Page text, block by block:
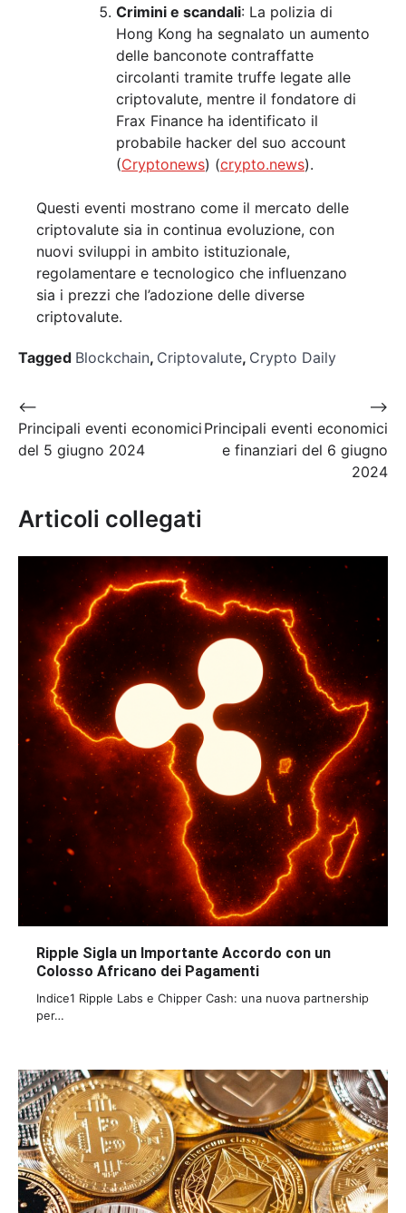
Crimini e scandali: La polizia di
Hong Kong ha segnalato un aumento
delle banconote contraffatte
circolanti tramite truffe legate alle
criptovalute, mentre il fondatore di
Frax Finance ha identificato il
probabile hacker del suo account​
(Cryptonews)​​ (crypto.news)​.
Questi eventi mostrano come il mercato delle
criptovalute sia in continua evoluzione, con
nuovi sviluppi in ambito istituzionale,
regolamentare e tecnologico che influenzano
sia i prezzi che l’adozione delle diverse
criptovalute.
Tagged Blockchain, Criptovalute, Crypto Daily
Navigazione
articoli
⟵
Principali eventi economici
del 5 giugno 2024
Principali eventi economici
e finanziari del 6 giugno
2024
⟶
Articoli collegati
Ripple Sigla un Importante Accordo con un
Colosso Africano dei Pagamenti
Indice1 Ripple Labs e Chipper Cash: una nuova partnership
per…